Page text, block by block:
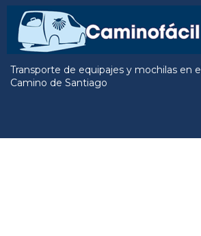
Transporte de equipajes y mochilas en el
Camino de Santiago